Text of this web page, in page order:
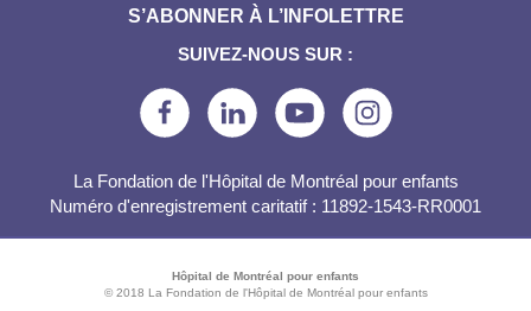
S’ABONNER À L’INFOLETTRE
SUIVEZ-NOUS SUR :
La Fondation de l'Hôpital de Montréal pour enfants
Numéro d'enregistrement caritatif : 11892-1543-RR0001
Hôpital de Montréal pour enfants
© 2018 La Fondation de l'Hôpital de Montréal pour enfants